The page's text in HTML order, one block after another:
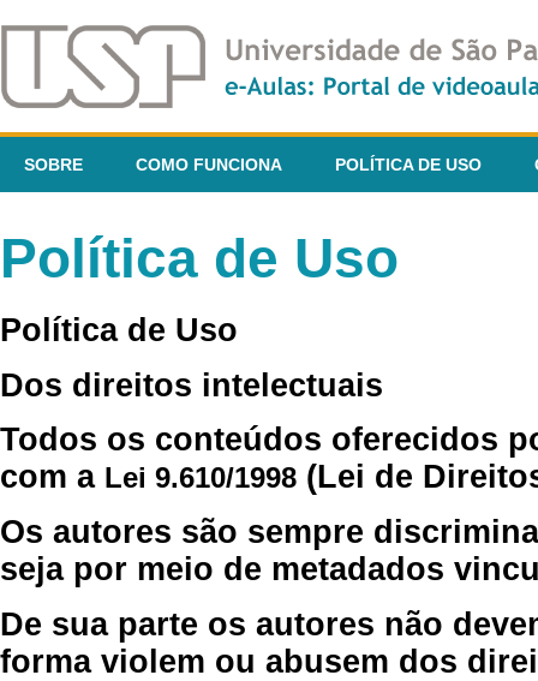
SOBRE COMO FUNCIONA POLÍTICA DE USO
Política de Uso
Política de Uso
Dos direitos intelectuais
Todos os conteúdos oferecidos
com a Lei 9.610/1998 (Lei de
Os autores são sempre
seja por meio de metadados
De sua parte os autores não
forma violem ou abusem dos